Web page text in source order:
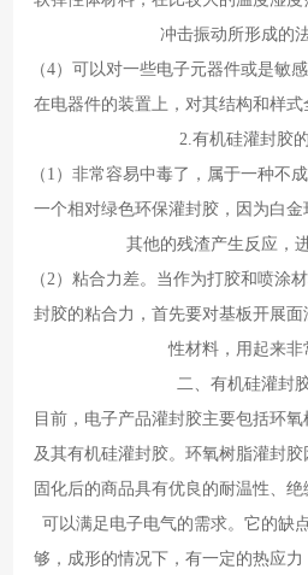
冲击振动所形成的
（4）可以对一些电子元器件或是敏
在电器件的装置上，对其结构和样式
2.有机硅灌封胶
（1）非常容易中毒了，属于一种不
一个相对绿色环保灌封胶，因为白
其他的残渣产生反应，
（2）粘合力差。当作为打胶和喷涂
封胶的粘合力，首先要对基板开展
性材料，用起来非
二、有机硅灌封
目前，电子产品灌封胶主要包括环
及其有机硅灌封胶。环氧树脂灌封胶
固化后的商品具有优良的耐温性、绝
可以满足电子电气的需求。它的缺
够，成形的情况下，有一定的热应